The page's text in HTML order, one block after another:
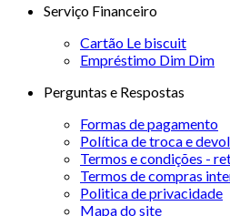
Serviço Financeiro
Cartão Le biscuit
Empréstimo Dim Dim
Perguntas e Respostas
Formas de pagamento
Política de troca e
Termos e condições -
Termos de compras
Politica de privacidade
Mapa do site